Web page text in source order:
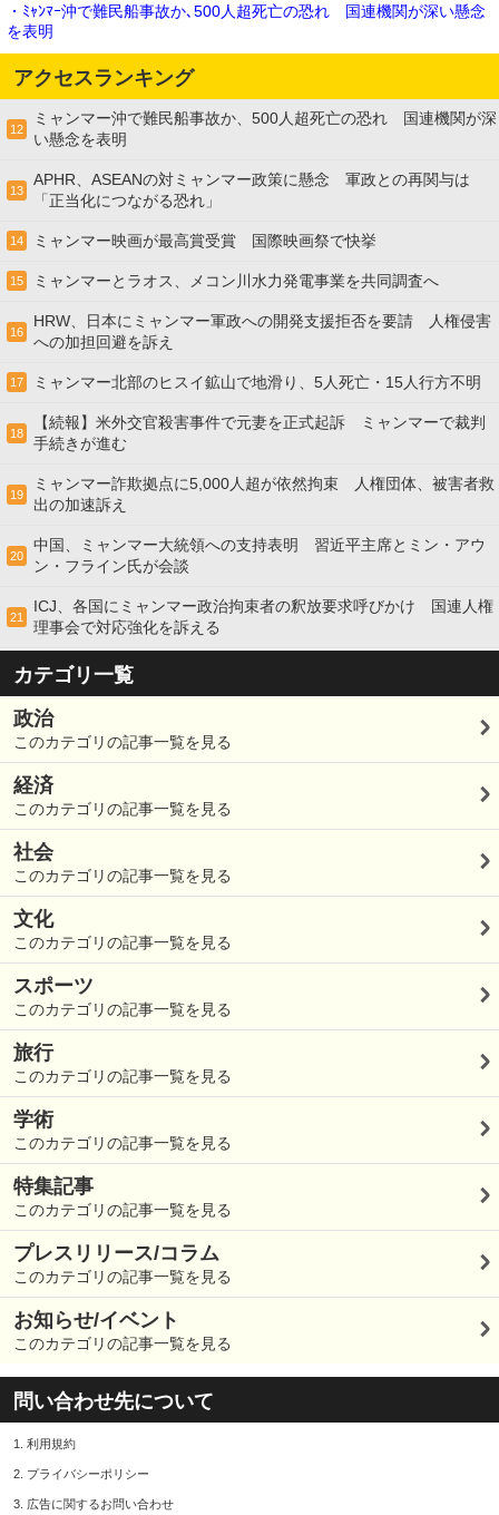
・ﾐｬﾝﾏｰ沖で難民船事故か､500人超死亡の恐れ 国連機関が深い懸念
を表明
アクセスランキング
12
ミャンマー沖で難民船事故か、500人超死亡の恐れ 国連機関が深
い懸念を表明
13
APHR、ASEANの対ミャンマー政策に懸念 軍政との再関与は
「正当化につながる恐れ」
14 ミャンマー映画が最高賞受賞 国際映画祭で快挙
15 ミャンマーとラオス、メコン川水力発電事業を共同調査へ
16
HRW、日本にミャンマー軍政への開発支援拒否を要請 人権侵害
への加担回避を訴え
17 ミャンマー北部のヒスイ鉱山で地滑り、5人死亡・15人行方不明
18
【続報】米外交官殺害事件で元妻を正式起訴 ミャンマーで裁判
手続きが進む
19
ミャンマー詐欺拠点に5,000人超が依然拘束 人権団体、被害者救
出の加速訴え
20
中国、ミャンマー大統領への支持表明 習近平主席とミン・アウ
ン・フライン氏が会談
21
ICJ、各国にミャンマー政治拘束者の釈放要求呼びかけ 国連人権
理事会で対応強化を訴える
カテゴリ一覧
政治
このカテゴリの記事一覧を見る
経済
このカテゴリの記事一覧を見る
社会
このカテゴリの記事一覧を見る
文化
このカテゴリの記事一覧を見る
スポーツ
このカテゴリの記事一覧を見る
旅行
このカテゴリの記事一覧を見る
学術
このカテゴリの記事一覧を見る
特集記事
このカテゴリの記事一覧を見る
プレスリリース/コラム
このカテゴリの記事一覧を見る
お知らせ/イベント
このカテゴリの記事一覧を見る
問い合わせ先について
1. 利用規約
2. プライバシーポリシー
3. 広告に関するお問い合わせ